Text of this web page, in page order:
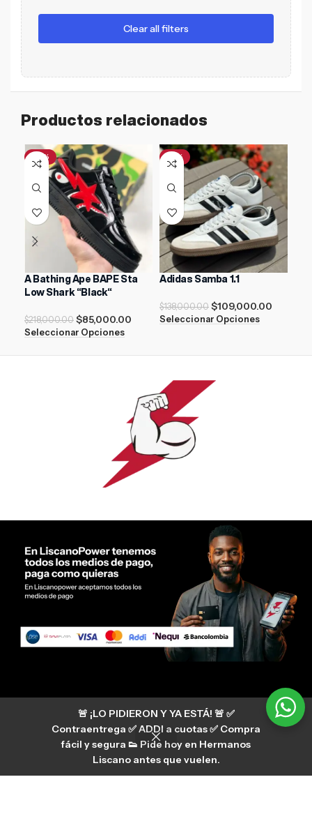
🚨 ¡LO PIDIERON Y YA ESTÁ! 🚨 ✅
Contraentrega ✅ ADDI a cuotas ✅ Compra
fácil y segura 👟 Pide hoy en Hermanos
Liscano antes que vuelen.
Clear all filters
Productos relacionados
-61%
A Bathing Ape BAPE Sta
Low Shark “Black“
$218,000.00 $85,000.00
Seleccionar Opciones
-21%
Adidas Samba 1.1
$138,000.00 $109,000.00
Seleccionar Opciones
Si tienes algún tipo de duda, puedes consultar
nuestro centro de ayuda
hermanosliscano_10 Instagram
Aura
hermanosliscano Tik Tok
Únete a nuestros canales de difusión en
WhatsApp